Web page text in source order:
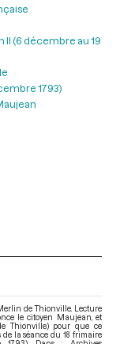
II (6 décembre au 19
1793)
de Thionville. Lecture
le citoyen Maujean, et
Thionville) pour que ce
de la séance du 18 frimaire